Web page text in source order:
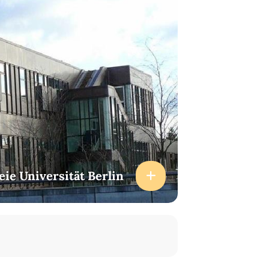
Universität Berlin